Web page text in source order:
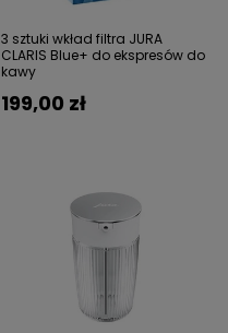
3 sztuki wkład filtra JURA
CLARIS Blue+ do ekspresów do
kawy
199,00 zł